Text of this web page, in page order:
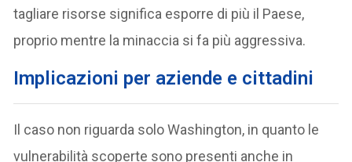
tagliare risorse significa esporre di più il Paese,
proprio mentre la minaccia si fa più aggressiva.
Implicazioni per aziende e cittadini
Il caso non riguarda solo Washington, in quanto le
vulnerabilità scoperte sono presenti anche in